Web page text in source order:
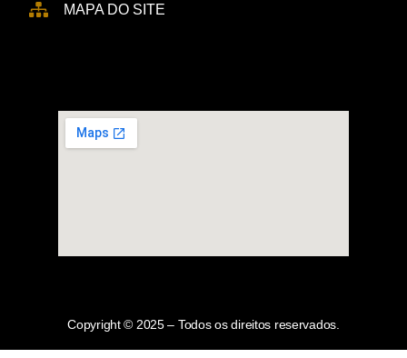
MAPA DO SITE
Copyright © 2025 – Todos os direitos reservados.